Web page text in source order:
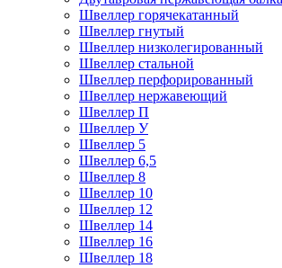
Швеллер горячекатанный
Швеллер гнутый
Швеллер низколегированный
Швеллер стальной
Швеллер перфорированный
Швеллер нержавеющий
Швеллер П
Швеллер У
Швеллер 5
Швеллер 6,5
Швеллер 8
Швеллер 10
Швеллер 12
Швеллер 14
Швеллер 16
Швеллер 18